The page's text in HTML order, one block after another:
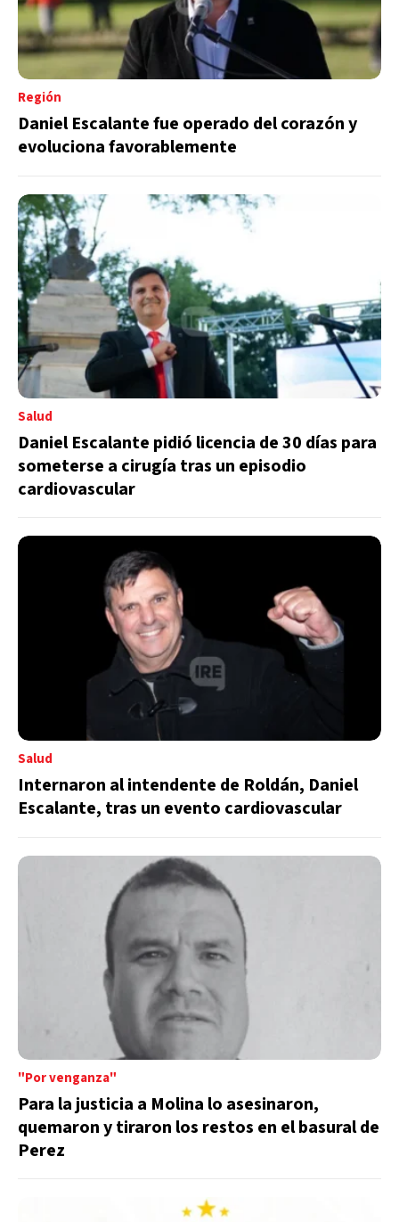
Región
Daniel Escalante fue operado del corazón y
evoluciona favorablemente
Salud
Daniel Escalante pidió licencia de 30 días para
someterse a cirugía tras un episodio
cardiovascular
Salud
Internaron al intendente de Roldán, Daniel
Escalante, tras un evento cardiovascular
"Por venganza"
Para la justicia a Molina lo asesinaron,
quemaron y tiraron los restos en el basural de
Perez